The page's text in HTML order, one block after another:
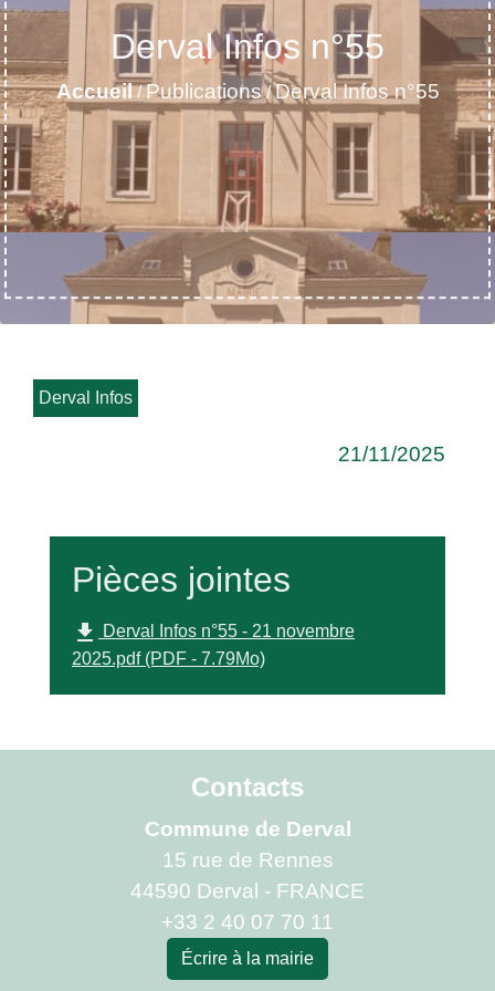
Derval Infos n°55
Accueil/Publications/Derval Infos n°55
Derval Infos
21/11/2025
Pièces jointes
file_download
Derval Infos n°55 - 21 novembre
2025.pdf (PDF - 7.79Mo)
Contacts
Commune de Derval
15 rue de Rennes
44590 Derval - FRANCE
+33 2 40 07 70 11
Écrire à la mairie